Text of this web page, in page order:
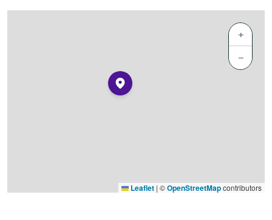
+
−
Leaflet | ©OpenStreetMapcontributors